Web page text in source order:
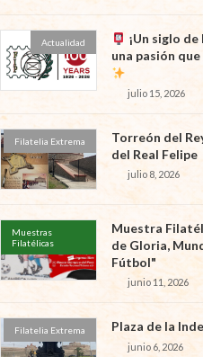
Actualidad
¡Un siglo
una pasión
julio 15, 2026
Filatelia Extrema
Torreón del
del Real Felipe
julio 8, 2026
Muestras
Filatélicas
Muestra
de Gloria,
Fútbol"
junio 11, 2026
Filatelia Extrema Plaza de la
junio 6, 2026